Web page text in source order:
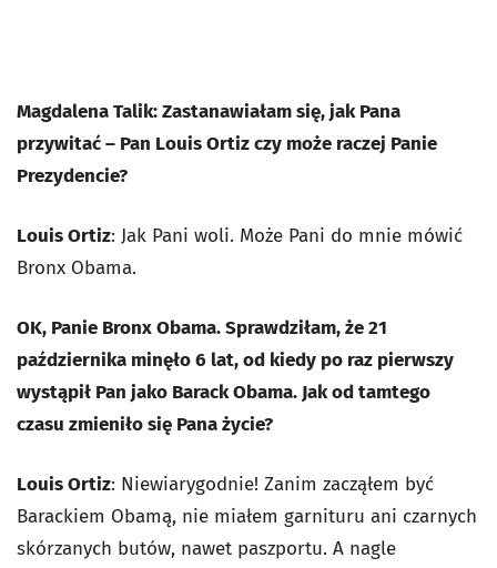
Magdalena Talik: Zastanawiałam się, jak Pana
przywitać – Pan Louis Ortiz czy może raczej Panie
Prezydencie?
Louis Ortiz: Jak Pani woli. Może Pani do mnie mówić
Bronx Obama.
OK, Panie Bronx Obama. Sprawdziłam, że 21
października minęło 6 lat, od kiedy po raz pierwszy
wystąpił Pan jako Barack Obama. Jak od tamtego
czasu zmieniło się Pana życie?
Louis Ortiz: Niewiarygodnie! Zanim zacząłem być
Barackiem Obamą, nie miałem garnituru ani czarnych
skórzanych butów, nawet paszportu. A nagle